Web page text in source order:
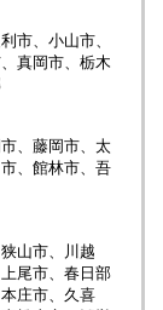
市、小山市、
真岡市、栃木
、藤岡市、太
、館林市、吾
山市、川越
尾市、春日部
庄市、久喜